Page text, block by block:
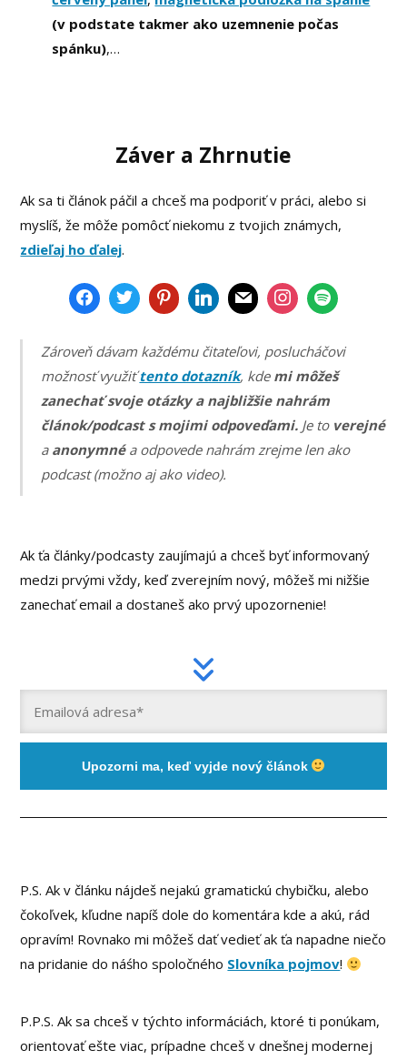
(v podstate takmer ako uzemnenie počas
spánku),…
Záver a Zhrnutie
Ak sa ti článok páčil a chceš ma podporiť v práci, alebo si
myslíš, že môže pomôcť niekomu z tvojich známych,
zdieľaj ho ďalej.
Zároveň dávam každému čitateľovi, poslucháčovi
možnosť využiťtento dotazník, kde mi môžeš
zanechať svoje otázky a najbližšie nahrám
článok/podcast s mojimi odpoveďami. Je to verejné
a anonymnéa odpovede nahrám zrejme len ako
podcast (možno aj ako video).
Ak ťa články/podcasty zaujímajú a chceš byť informovaný
medzi prvými vždy, keď zverejním nový, môžeš mi nižšie
zanechať email a dostaneš ako prvý upozornenie!
Upozorni ma, keď vyjde nový článok
P.S. Ak v článku nájdeš nejakú gramatickú chybičku, alebo
čokoľvek, kľudne napíš dole do komentára kde a akú, rád
opravím! Rovnako mi môžeš dať vedieť ak ťa napadne niečo
na pridanie do náśho spoločného Slovníka pojmov!
P.P.S. Ak sa chceš v týchto informáciách, ktoré ti ponúkam,
orientovať ešte viac, prípadne chceš v dnešnej modernej